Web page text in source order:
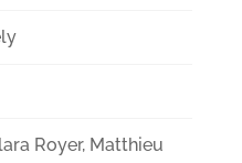
Royer, Matthieu